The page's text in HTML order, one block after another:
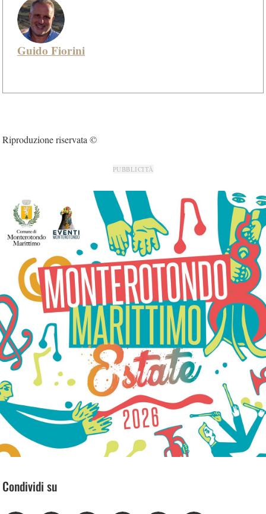
Guido Fiorini
Riproduzione riservata ©
PUBBLICITÀ
Condividi su